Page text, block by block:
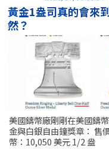
黃金1盎司真的會來
然？
美國鑄幣廠剛剛在美國鑄
金與白銀自由鐘獎章： 售
幣：10,050 美元 1/2 盎